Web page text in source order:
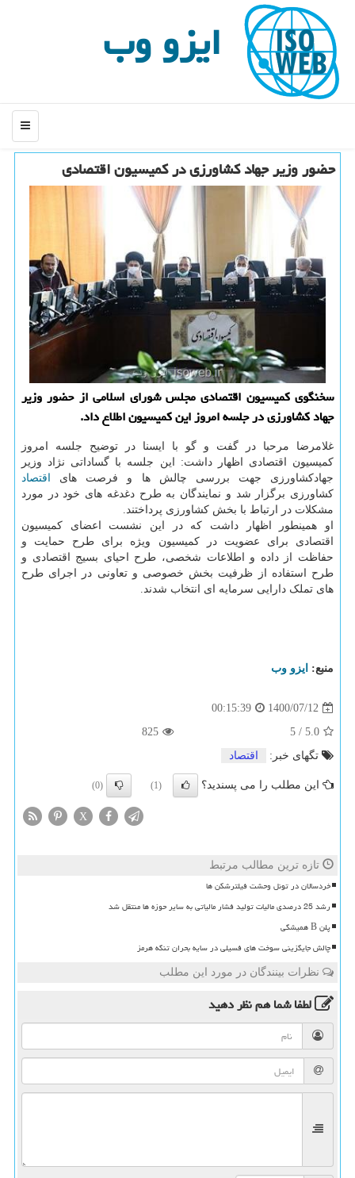
ایزو وب
منو
حضور وزیر جهاد کشاورزی در کمیسیون اقتصادی
سخنگوی کمیسیون اقتصادی مجلس شورای اسلامی از حضور وزیر
جهاد کشاورزی در جلسه امروز این کمیسیون اطلاع داد.
غلامرضا مرحبا در گفت و گو با ایسنا در توضیح جلسه امروز
کمیسیون اقتصادی اظهار داشت: این جلسه با گساداتی نژاد وزیر
جهادکشاورزی جهت بررسی چالش ها و فرصت های اقتصاد
کشاورزی برگزار شد و نمایندگان به طرح دغدغه های خود در مورد
مشکلات در ارتباط با بخش کشاورزی پرداختند.
او همینطور اظهار داشت که در این نشست اعضای کمیسیون
اقتصادی برای عضویت در کمیسیون ویژه برای طرح حمایت و
حفاظت از داده و اطلاعات شخصی، طرح احیای بسیج اقتصادی و
طرح استفاده از ظرفیت بخش خصوصی و تعاونی در اجرای طرح
های تملک دارایی سرمایه ای انتخاب شدند.
منبع: ایزو وب
1400/07/12
00:15:39
5.0
/
5
825
تگهای خبر:
اقتصاد
این مطلب را می پسندید؟ (1)
(0)
X
تازه ترین مطالب مرتبط
خردسالان در تونل وحشت فیلترشکن ها
رشد 25 درصدی مالیات تولید فشار مالیاتی به سایر حوزه ها منتقل شد
پلن B همیشگی
چالش جایگزینی سوخت های فسیلی در سایه بحران تنگه هرمز
نظرات بینندگان در مورد این مطلب
لطفا شما همنظر دهید